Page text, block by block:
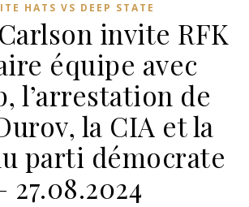
HATS VS DEEP STATE
invite RFK
équipe avec
l’arrestation de
la CIA et la
parti démocrate
27.08.2024